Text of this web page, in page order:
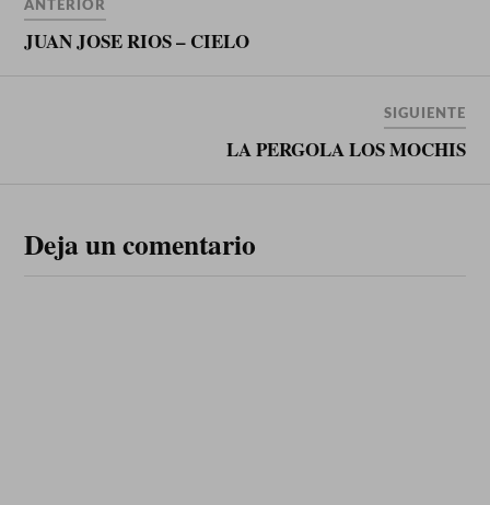
ANTERIOR
JUAN JOSE RIOS – CIELO
SIGUIENTE
LA PERGOLA LOS MOCHIS
Deja un comentario